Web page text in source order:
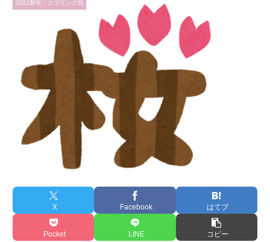
2022新年・スプリング品
X Facebook はてブ
Pocket LINE コピー